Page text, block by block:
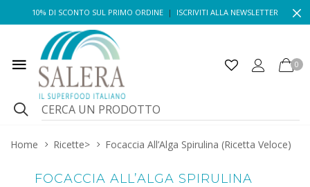
10% DI SCONTO SUL PRIMO ORDINE | ISCRIVITI ALLA NEWSLETTER
0
Home Ricette> Focaccia All’Alga Spirulina (Ricetta Veloce)
FOCACCIA ALL’ALGA SPIRULINA